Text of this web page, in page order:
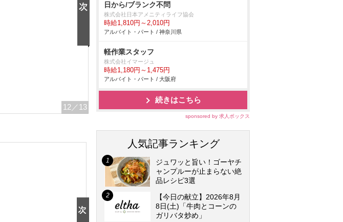
12 ／13
日から/ブランク不問
株式会社日本アメニティライフ協会
時給1,810円～2,010円
アルバイト・パート / 神奈川県
軽作業スタッフ
株式会社イマージュ
時給1,180円～1,475円
アルバイト・パート / 大阪府
続きはこちら
sponsored by 求人ボックス
人気記事ランキング
ジュワッと旨い！ゴーヤチ
ャンプルーが止まらない絶
品レシピ3選
【今日の献立】2026年8月
8日(土)「牛肉とコーンの
ガリバタ炒め」